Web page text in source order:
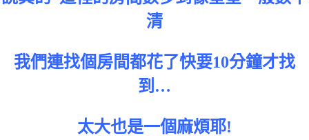
清
我們連找個房間都花了快要10分鐘才找
到…
太大也是一個麻煩耶!